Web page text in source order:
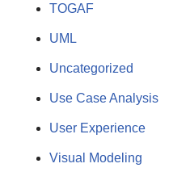
TOGAF
UML
Uncategorized
Use Case Analysis
User Experience
Visual Modeling